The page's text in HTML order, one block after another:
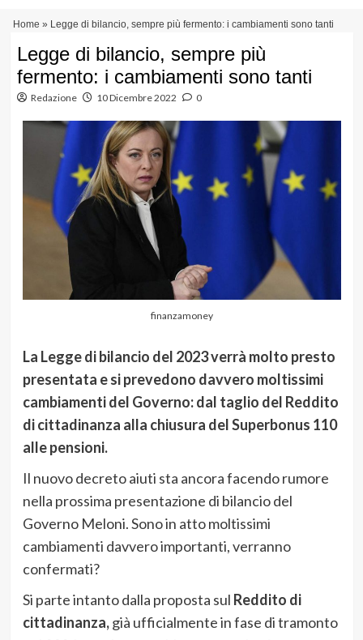
contenuto
Home » Legge di bilancio, sempre più fermento: i cambiamenti sono tanti
Legge di bilancio, sempre più
fermento: i cambiamenti sono tanti
Redazione 10 Dicembre 2022 0
finanzamoney
La Legge di bilancio del 2023 verrà molto presto
presentata e si prevedono davvero moltissimi
cambiamenti del Governo: dal taglio del Reddito
di cittadinanza alla chiusura del Superbonus 110
alle pensioni.
Il nuovo decreto aiuti sta ancora facendo rumore
nella prossima presentazione di bilancio del
Governo Meloni. Sono in atto moltissimi
cambiamenti davvero importanti, verranno
confermati?
Si parte intanto dalla proposta sul Reddito di
cittadinanza,già ufficialmente in fase di tramonto